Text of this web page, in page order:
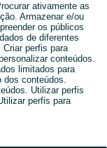
ativamente as
Armazenar e/ou
os públicos
de diferentes
perfis para
conteúdos.
limitados para
dos conteúdos.
Utilizar perfis
perfis para